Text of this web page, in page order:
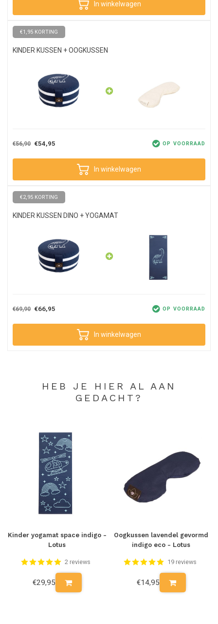
In winkelwagen
€1,95 KORTING
KINDER KUSSEN + OOGKUSSEN
€56,90 €54,95 OP VOORRAAD
In winkelwagen
€2,95 KORTING
KINDER KUSSEN DINO + YOGAMAT
€69,90 €66,95 OP VOORRAAD
In winkelwagen
HEB JE HIER AL AAN
GEDACHT?
Kinder yogamat space indigo -
Lotus
2 reviews
€29,95
Oogkussen lavendel gevormd
indigo eco - Lotus
19 reviews
€14,95